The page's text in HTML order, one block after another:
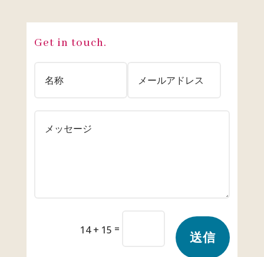
Get in touch.
14 + 15 =
送信